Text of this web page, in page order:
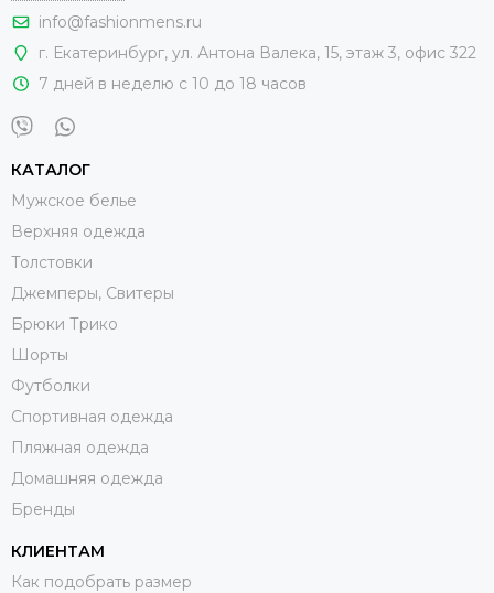
info@fashionmens.ru
г. Екатеринбург, ул. Антона Валека, 15, этаж 3, офис 322
7 дней в неделю с 10 до 18 часов
КАТАЛОГ
Мужское белье
Верхняя одежда
Толстовки
Джемперы, Свитеры
Брюки Трико
Шорты
Футболки
Спортивная одежда
Пляжная одежда
Домашняя одежда
Бренды
КЛИЕНТАМ
Как подобрать размер